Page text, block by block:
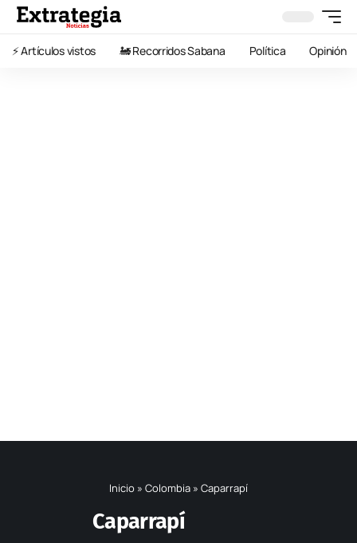
⚡️ Artículos vistos 🚂 Recorridos Sabana Política Opinión
Inicio » Colombia » Caparrapí
Caparrapí